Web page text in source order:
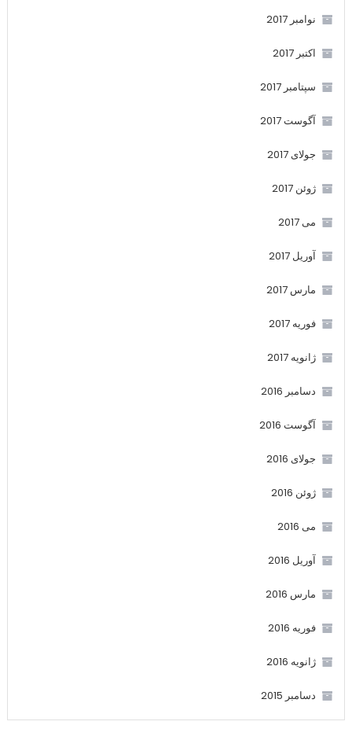
نوامبر 2017
اکتبر 2017
سپتامبر 2017
آگوست 2017
جولای 2017
ژوئن 2017
می 2017
آوریل 2017
مارس 2017
فوریه 2017
ژانویه 2017
دسامبر 2016
آگوست 2016
جولای 2016
ژوئن 2016
می 2016
آوریل 2016
مارس 2016
فوریه 2016
ژانویه 2016
دسامبر 2015